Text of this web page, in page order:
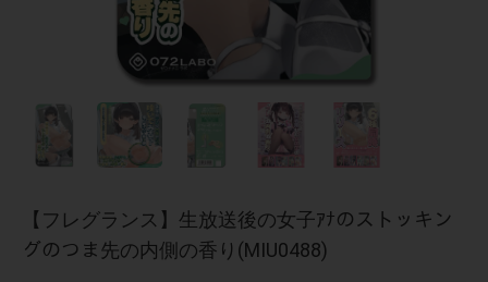
【フレグランス】生放送後の女子ｱﾅのストッキン
グのつま先の内側の香り(MIU0488)